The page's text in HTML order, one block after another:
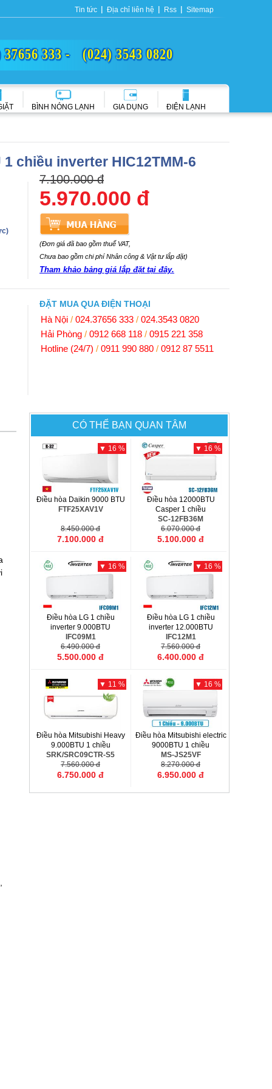
Tin tức Địa chỉ liên hệ Rss Sitemap
37656 333 - (024) 3543 0820
BÌNH NÓNG LẠNH GIA DỤNG ĐIỆN LẠNH
chiều inverter HIC12TMM-6
7.100.000 đ
5.970.000 đ
(Đơn giá đã bao gồm thuế VAT,
Chưa bao gồm chi phí Nhân công & Vật tư lắp đặt)
Tham khảo bảng giá lắp đặt tại đây.
ĐẶT MUA QUA ĐIỆN THOẠI
Hà Nội / 024.37656 333 / 024.3543 0820
Hải Phòng / 0912 668 118 / 0915 221 358
Hotline (24/7) / 0911 990 880 / 0912 87 5511
CÓ THỂ BẠN QUAN TÂM
▼ 16 %
Điều hòa Daikin 9000 BTU
FTF25XAV1V
8.450.000 đ
7.100.000 đ
▼ 16 %
Điều hòa 12000BTU
Casper 1 chiều
SC-12FB36M
6.070.000 đ
5.100.000 đ
▼ 16 %
Điều hòa LG 1 chiều
inverter 9.000BTU
IFC09M1
6.490.000 đ
5.500.000 đ
▼ 16 %
Điều hòa LG 1 chiều
inverter 12.000BTU
IFC12M1
7.560.000 đ
6.400.000 đ
▼ 11 %
Điều hòa Mitsubishi Heavy
9.000BTU 1 chiều
SRK/SRC09CTR-S5
7.560.000 đ
6.750.000 đ
▼ 16 %
Điều hòa Mitsubishi electric
9000BTU 1 chiều
MS-JS25VF
8.270.000 đ
6.950.000 đ